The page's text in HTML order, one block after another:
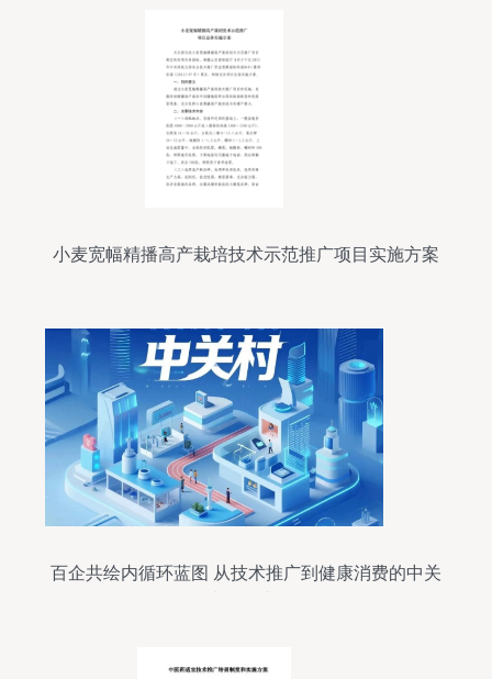
小麦宽幅精播高产栽培技术示范推广项目实施方案
百企共绘内循环蓝图 从技术推广到健康消费的中关